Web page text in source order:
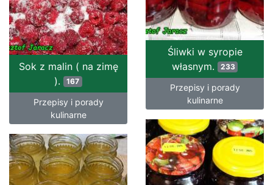
Śliwki w syropie
własnym.
233
Przepisy i porady
kulinarne
Sok z malin ( na zimę
). 167
Przepisy i porady
kulinarne